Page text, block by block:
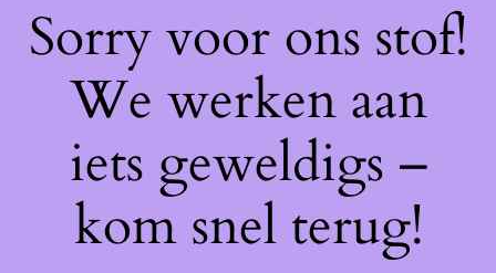
Sorry voor ons stof!
We werken aan
iets geweldigs –
kom snel terug!